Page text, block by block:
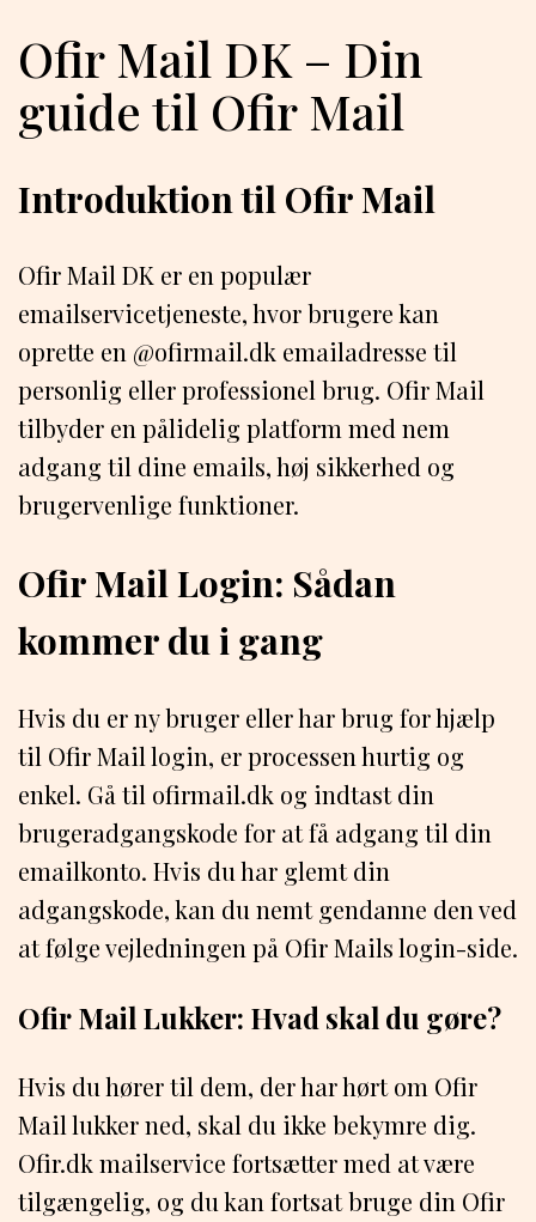
Ofir Mail DK – Din
guide til Ofir Mail
Introduktion til Ofir Mail
Ofir Mail DK er en populær
emailservicetjeneste, hvor brugere kan
oprette en @ofirmail.dk emailadresse til
personlig eller professionel brug. Ofir Mail
tilbyder en pålidelig platform med nem
adgang til dine emails, høj sikkerhed og
brugervenlige funktioner.
Ofir Mail Login: Sådan
kommer du i gang
Hvis du er ny bruger eller har brug for hjælp
til Ofir Mail login, er processen hurtig og
enkel. Gå til ofirmail.dk og indtast din
brugeradgangskode for at få adgang til din
emailkonto. Hvis du har glemt din
adgangskode, kan du nemt gendanne den ved
at følge vejledningen på Ofir Mails login-side.
Ofir Mail Lukker: Hvad skal du gøre?
Hvis du hører til dem, der har hørt om Ofir
Mail lukker ned, skal du ikke bekymre dig.
Ofir.dk mailservice fortsætter med at være
tilgængelig, og du kan fortsat bruge din Ofir